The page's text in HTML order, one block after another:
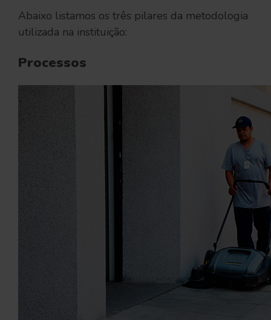
Abaixo listamos os três pilares da metodologia
utilizada na instituição:
Processos